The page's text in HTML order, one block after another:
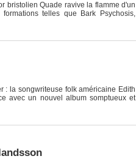
bristolien Quade ravive la flamme d'un
telles que Bark Psychosis,
: la songwriteuse folk américaine Edith
avec un nouvel album somptueux et